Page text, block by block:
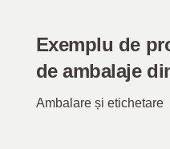
Exemplu de
de ambalaje
Ambalare și etichetare